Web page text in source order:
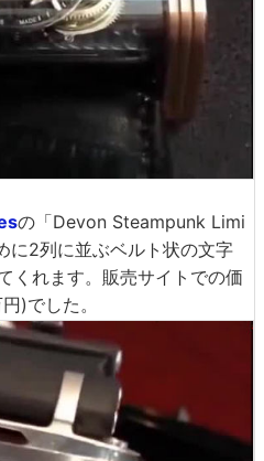
の「Devon Steampunk Limi
2列に並ぶベルト状の文字
くれます。販売サイトでの価
)でした。